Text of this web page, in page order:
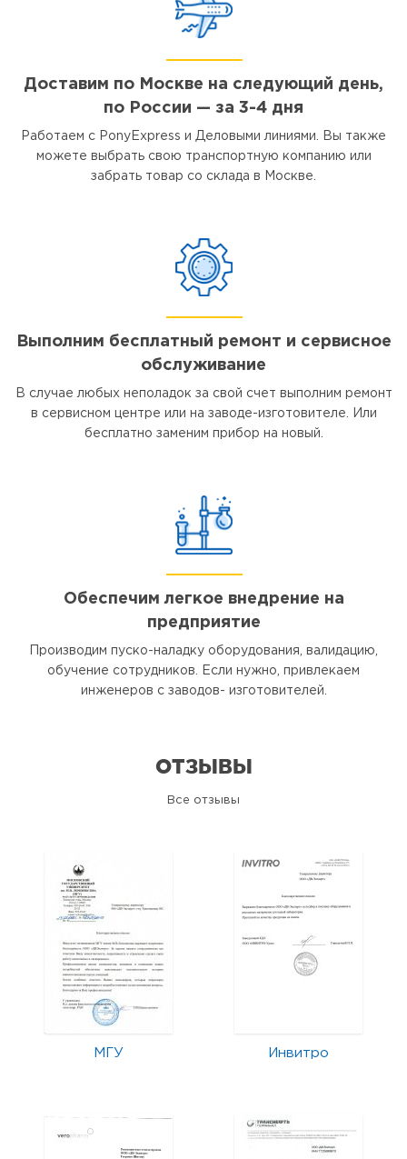
Доставим по Москве на следующий день,
по России — за 3-4 дня
Работаем с PonyExpress и Деловыми линиями. Вы также
можете выбрать свою транспортную компанию или
забрать товар со склада в Москве.
Выполним бесплатный ремонт и сервисное
обслуживание
В случае любых неполадок за свой счет выполним ремонт
в сервисном центре или на заводе-изготовителе. Или
бесплатно заменим прибор на новый.
Обеспечим легкое внедрение на
предприятие
Производим пуско-наладку оборудования, валидацию,
обучение сотрудников. Если нужно, привлекаем
инженеров с заводов- изготовителей.
ОТЗЫВЫ
Все отзывы
МГУ Инвитро